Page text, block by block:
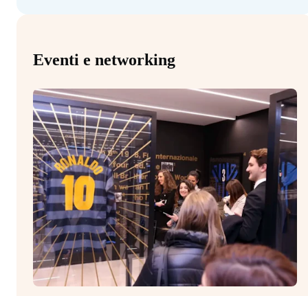
Eventi e networking